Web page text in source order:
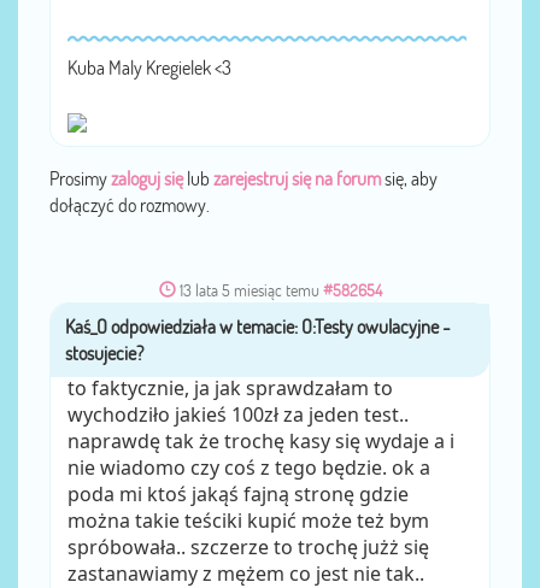
Kuba Maly Kregielek <3
Prosimyzaloguj sięlub zarejestruj się na forumsię, aby
dołączyć do rozmowy.
13 lata 5 miesiąc temu #582654
przezKaś_O
to faktycznie, ja jak sprawdzałam to
wychodziło jakieś 100zł za jeden test..
naprawdę tak że trochę kasy się wydaje a i
nie wiadomo czy coś z tego będzie. ok a
poda mi ktoś jakąś fajną stronę gdzie
można takie teściki kupić może też bym
spróbowała.. szczerze to trochę jużż się
zastanawiamy z mężem co jest nie tak..